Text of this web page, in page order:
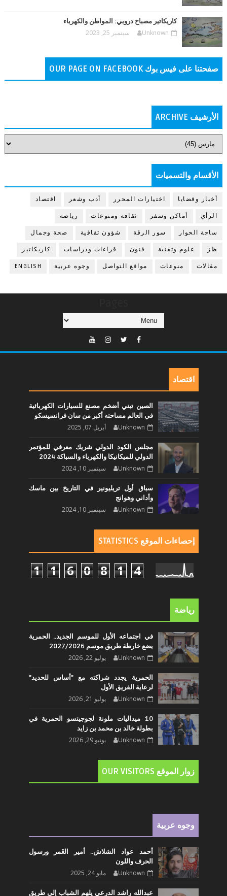
كاريكاتير مصباح دروبي: المواطن والكهرباء
Unknown سبتمبر 25, 2023
صفحتنا على فيس بوك OUR PAGE ON FACEBOOK
الأرشيف ARCHIVE
الأقسام والتسميات
أخبار وقضايا اختيارات المحرر أدب وشعر اقتصاد
الرأي أماكن وسفر ثقافة ومنوعات رياضة
ساحة الحوار سور الرقة شؤون ثقافية صحة وجمال
ظز علوم وتقنية فنون قراءات ودراسات كاريكاتير
مقالات منوعات مواقع التواصل وجوه عربية ENGLISH
اقتصاد
الصين تبني أضخم مصنع للسيارات الكهربائية
في العالم مساحته أكبر من سان فرانسيسكو
Unknown أبريل 07, 2025
مجلس الكود الدولي شريك معرفي للمؤتمر
الدولي للميكانيكا والكهرباء والسباكة 2024
Unknown سبتمبر 10, 2024
سباق أول تريليونير في التاريخ بين ماسك
وأداني وهوانج
Unknown سبتمبر 10, 2024
إحصاءات الموقع STATISTICS
1 1 6 0 8 1 4
رياضة
في اجتماعه الأول للموسم الجديد.. الحمرية
يضع خارطة طريق موسم 2027/2026
Unknown يوليو 22, 2026
الحمرية يجدد شراكته مع "أساس للحديد"
لرعاية الفريق الأول
Unknown يوليو 21, 2026
10 ميداليات ملونة لجوجيتسو الحمرية في
بطولة خالد بن محمد بن زايد
Unknown يونيو 29, 2026
زوار الموقع OUR VISITORS
وجوه عربية
أحمد عواد الشلاش.. أمير الغَمر ورسول
الحرف واللون
Unknown مايو 24, 2025
عبدالله راشد الدرعي يلهم الشباب إلى طريق